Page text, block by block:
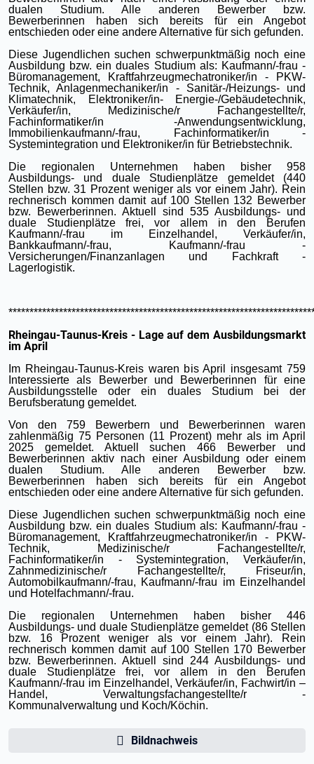
dualen Studium. Alle anderen Bewerber bzw.
Bewerberinnen haben sich bereits für ein Angebot
entschieden oder eine andere Alternative für sich gefunden.
Diese Jugendlichen suchen schwerpunktmäßig noch eine
Ausbildung bzw. ein duales Studium als: Kaufmann/-frau -
Büromanagement, Kraftfahrzeugmechatroniker/in - PKW-
Technik, Anlagenmechaniker/in - Sanitär-/Heizungs- und
Klimatechnik, Elektroniker/in- Energie-/Gebäudetechnik,
Verkäufer/in, Medizinische/r Fachangestellte/r,
Fachinformatiker/in -Anwendungsentwicklung,
Immobilienkaufmann/-frau, Fachinformatiker/in -
Systemintegration und Elektroniker/in für Betriebstechnik.
Die regionalen Unternehmen haben bisher 958
Ausbildungs- und duale Studienplätze gemeldet (440
Stellen bzw. 31 Prozent weniger als vor einem Jahr). Rein
rechnerisch kommen damit auf 100 Stellen 132 Bewerber
bzw. Bewerberinnen. Aktuell sind 535 Ausbildungs- und
duale Studienplätze frei, vor allem in den Berufen
Kaufmann/-frau im Einzelhandel, Verkäufer/in,
Bankkaufmann/-frau, Kaufmann/-frau -
Versicherungen/Finanzanlagen und Fachkraft -
Lagerlogistik.
Rheingau-Taunus-Kreis - Lage auf dem Ausbildungsmarkt
im April
Im Rheingau-Taunus-Kreis waren bis April insgesamt 759
Interessierte als Bewerber und Bewerberinnen für eine
Ausbildungsstelle oder ein duales Studium bei der
Berufsberatung gemeldet.
Von den 759 Bewerbern und Bewerberinnen waren
zahlenmäßig 75 Personen (11 Prozent) mehr als im April
2025 gemeldet. Aktuell suchen 466 Bewerber und
Bewerberinnen aktiv nach einer Ausbildung oder einem
dualen Studium. Alle anderen Bewerber bzw.
Bewerberinnen haben sich bereits für ein Angebot
entschieden oder eine andere Alternative für sich gefunden.
Diese Jugendlichen suchen schwerpunktmäßig noch eine
Ausbildung bzw. ein duales Studium als: Kaufmann/-frau -
Büromanagement, Kraftfahrzeugmechatroniker/in - PKW-
Technik, Medizinische/r Fachangestellte/r,
Fachinformatiker/in - Systemintegration, Verkäufer/in,
Zahnmedizinische/r Fachangestellte/r, Friseur/in,
Automobilkaufmann/-frau, Kaufmann/-frau im Einzelhandel
und Hotelfachmann/-frau.
Die regionalen Unternehmen haben bisher 446
Ausbildungs- und duale Studienplätze gemeldet (86 Stellen
bzw. 16 Prozent weniger als vor einem Jahr). Rein
rechnerisch kommen damit auf 100 Stellen 170 Bewerber
bzw. Bewerberinnen. Aktuell sind 244 Ausbildungs- und
duale Studienplätze frei, vor allem in den Berufen
Kaufmann/-frau im Einzelhandel, Verkäufer/in, Fachwirt/in –
Handel, Verwaltungsfachangestellte/r -
Kommunalverwaltung und Koch/Köchin.
Bildnachweis